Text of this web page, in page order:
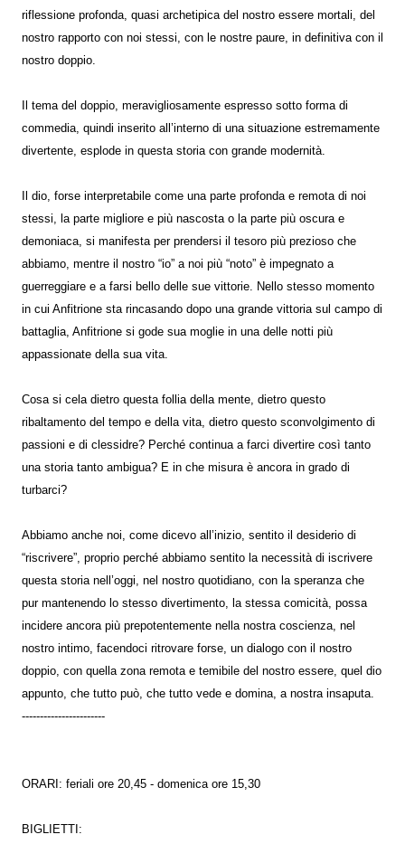
riflessione profonda, quasi archetipica del nostro essere mortali, del
nostro rapporto con noi stessi, con le nostre paure, in definitiva con il
nostro doppio.
Il tema del doppio, meravigliosamente espresso sotto forma di
commedia, quindi inserito all’interno di una situazione estremamente
divertente, esplode in questa storia con grande modernità.
Il dio, forse interpretabile come una parte profonda e remota di noi
stessi, la parte migliore e più nascosta o la parte più oscura e
demoniaca, si manifesta per prendersi il tesoro più prezioso che
abbiamo, mentre il nostro “io” a noi più “noto” è impegnato a
guerreggiare e a farsi bello delle sue vittorie. Nello stesso momento
in cui Anfitrione sta rincasando dopo una grande vittoria sul campo di
battaglia, Anfitrione si gode sua moglie in una delle notti più
appassionate della sua vita.
Cosa si cela dietro questa follia della mente, dietro questo
ribaltamento del tempo e della vita, dietro questo sconvolgimento di
passioni e di clessidre? Perché continua a farci divertire così tanto
una storia tanto ambigua? E in che misura è ancora in grado di
turbarci?
Abbiamo anche noi, come dicevo all’inizio, sentito il desiderio di
“riscrivere”, proprio perché abbiamo sentito la necessità di iscrivere
questa storia nell’oggi, nel nostro quotidiano, con la speranza che
pur mantenendo lo stesso divertimento, la stessa comicità, possa
incidere ancora più prepotentemente nella nostra coscienza, nel
nostro intimo, facendoci ritrovare forse, un dialogo con il nostro
doppio, con quella zona remota e temibile del nostro essere, quel dio
appunto, che tutto può, che tutto vede e domina, a nostra insaputa.
-----------------------
ORARI: feriali ore 20,45 - domenica ore 15,30
BIGLIETTI: